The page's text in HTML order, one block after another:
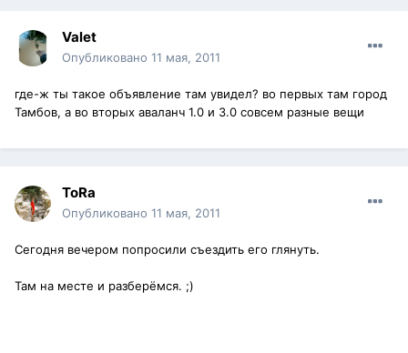
Valet
Опубликовано 11 мая, 2011
где-ж ты такое объявление там увидел? во первых там город
Тамбов, а во вторых аваланч 1.0 и 3.0 совсем разные вещи
ToRa
Опубликовано 11 мая, 2011
Сегодня вечером попросили съездить его глянуть.
Там на месте и разберёмся. ;)